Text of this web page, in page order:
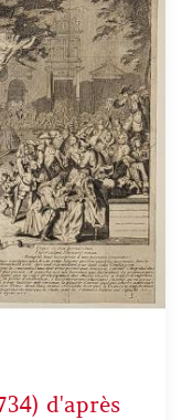
d'après